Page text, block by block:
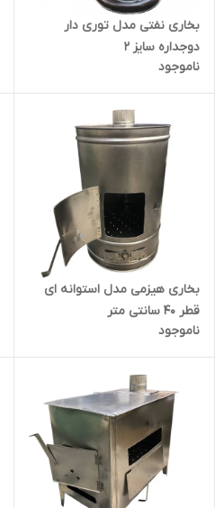
بخاری نفتی مدل توری دار
دوجداره سایز 2
ناموجود
بخاری هیزمی مدل استوانه ای
قطر 40 سانتی متر
ناموجود